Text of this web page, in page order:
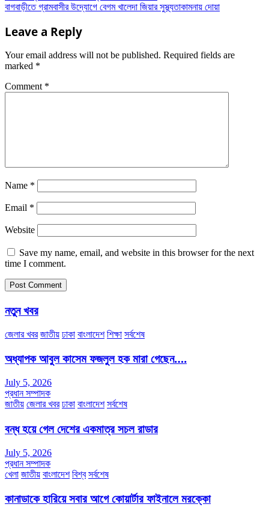
বাগবাড়ীতে গ্রামবাসীর উদ্যোগে বেগম খালেদা জিয়ার সুস্থ্যতাকামনায় দোয়া
Leave a Reply
Your email address will not be published. Required fields are
marked *
Comment *
Name *
Email *
Website
Save my name, email, and website in this browser for the next
time I comment.
নতুন খবর
জেলার খবর জাতীয় ঢাকা বাংলাদেশ শিক্ষা সর্বশেষ
অধ্যাপক আবুল কাসেম ফজলুল হক মারা গেছেন….
July 5, 2026
প্রধান সম্পাদক
জাতীয় জেলার খবর ঢাকা বাংলাদেশ সর্বশেষ
বন্ধ হয়ে গেল দেশের একমাত্র সচল রাডার
July 5, 2026
প্রধান সম্পাদক
খেলা জাতীয় বাংলাদেশ বিশ্ব সর্বশেষ
কানাডাকে হারিয়ে সবার আগে কোয়ার্টার ফাইনালে মরক্কো